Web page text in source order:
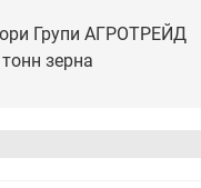
Групи АГРОТРЕЙД
зерна